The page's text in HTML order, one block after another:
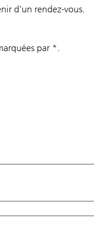
d’un rendez-vous.
par *.